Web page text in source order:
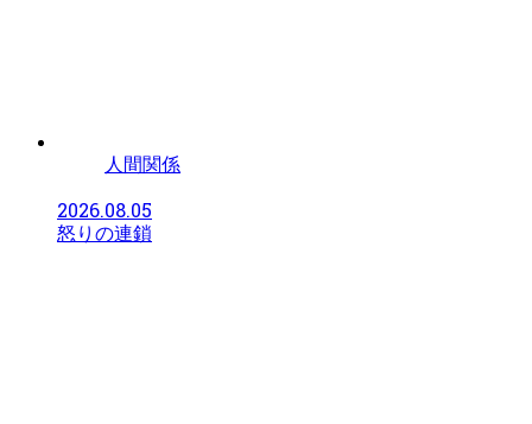
人間関係
2026.08.05
怒りの連鎖